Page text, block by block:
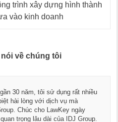
trình xây dựng hình thành
vào kinh doanh
về chúng tôi
tôi xin chân thành cảm ơn đội
Thực sự yên tâm khi sử
và kế toán thuế bên các bạn.
phục vụ tốt hơn cho cộng đồng